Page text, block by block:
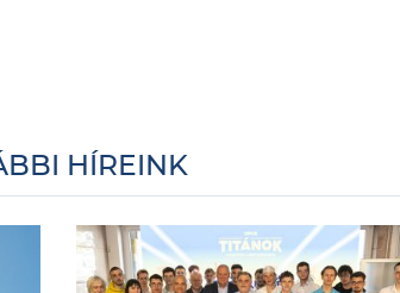
HÍREINK